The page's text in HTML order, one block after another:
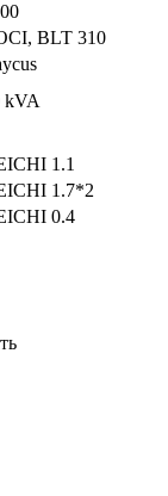
BLT 310
kVA
1.1
1.7*2
0.4